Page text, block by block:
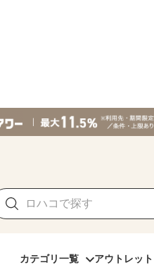
カテゴリ一覧 アウトレット